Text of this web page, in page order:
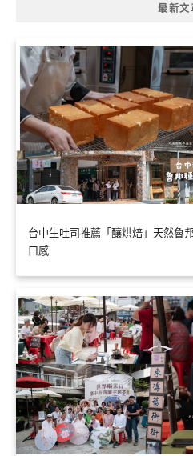
最新文
台中生吐司推薦「釀烘焙」天然魯
口感